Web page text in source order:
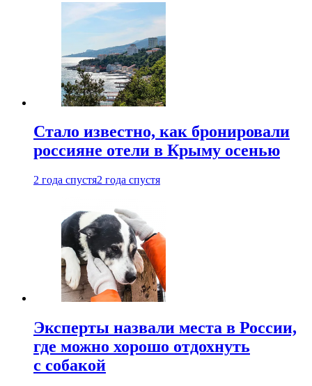
Стало известно, как бронировали
россияне отели в Крыму осенью
2 года спустя2 года спустя
Эксперты назвали места в России,
где можно хорошо отдохнуть
с собакой